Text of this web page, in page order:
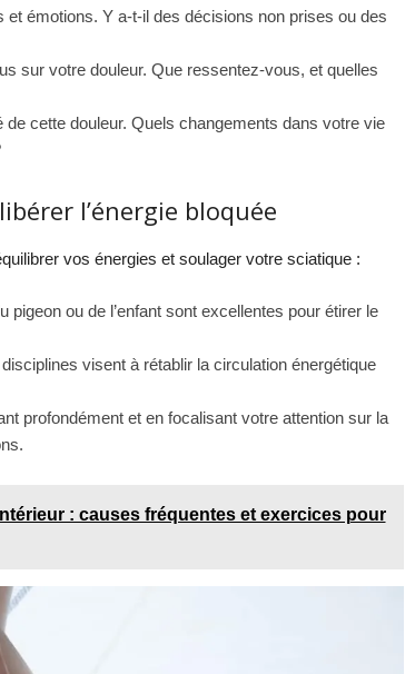
émotions. Y a-t-il des décisions non prises ou des
sur votre douleur. Que ressentez-vous, et quelles
cette douleur. Quels changements dans votre vie
l’énergie bloquée
vos énergies et soulager votre sciatique :
ou de l’enfant sont excellentes pour étirer le
visent à rétablir la circulation énergétique
profondément et en focalisant votre attention sur la
: causes fréquentes et exercices pour